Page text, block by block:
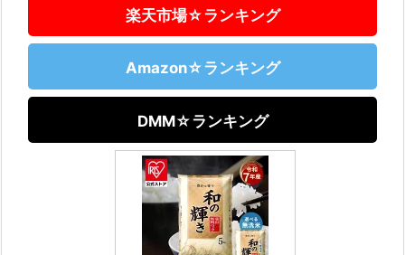
楽天市場☆ランキング
Amazon☆ランキング
DMM☆ランキング